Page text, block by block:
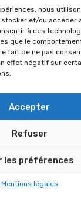
nous
et/ou accéder
à ces
que le
fait de ne pas
effet négatif sur
Accepter
Refuser
les préférences
Mentions légales